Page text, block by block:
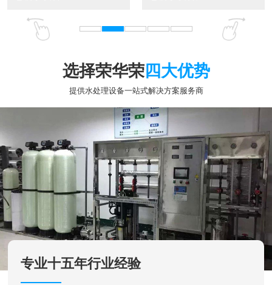
专业十五年行业经验
专业从事水处理设备制造与工程安装，工厂开业至
今以有多年，拥有经验丰富的生产车间及大批工程技术
人员。承接各类水处理工程设计、规划及安装、调试；
提供各种玻璃纤维钢罐、臭氧发生器、紫外线分析仪表
及各种水处理配件。